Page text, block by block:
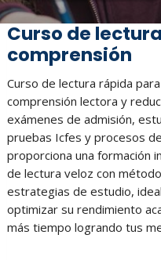
Curso de
comprensión
Curso de lectura rápida
comprensión lectora y
exámenes de admisión,
pruebas Icfes y procesos
proporciona una formación
de lectura veloz con
estrategias de estudio,
optimizar su rendimiento
más tiempo logrando tus